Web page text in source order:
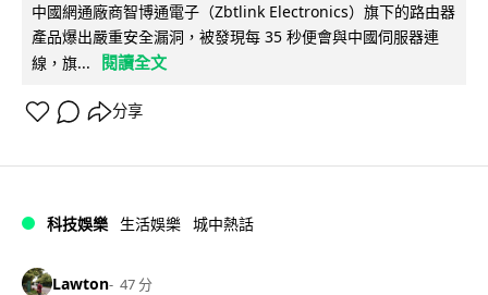
中國網通廠商智博通電子（Zbtlink Electronics）旗下的路由器
產品爆出嚴重安全漏洞，被發現每 35 秒便會與中國伺服器連
線，旗...
閱讀全文
分享
科技娛樂 生活娛樂 城中熱話
Lawton 47 分